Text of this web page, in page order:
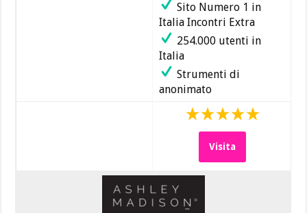
Sito Numero 1 in
Italia Incontri Extra
254.000 utenti in
Italia
Strumenti di
anonimato
Visita